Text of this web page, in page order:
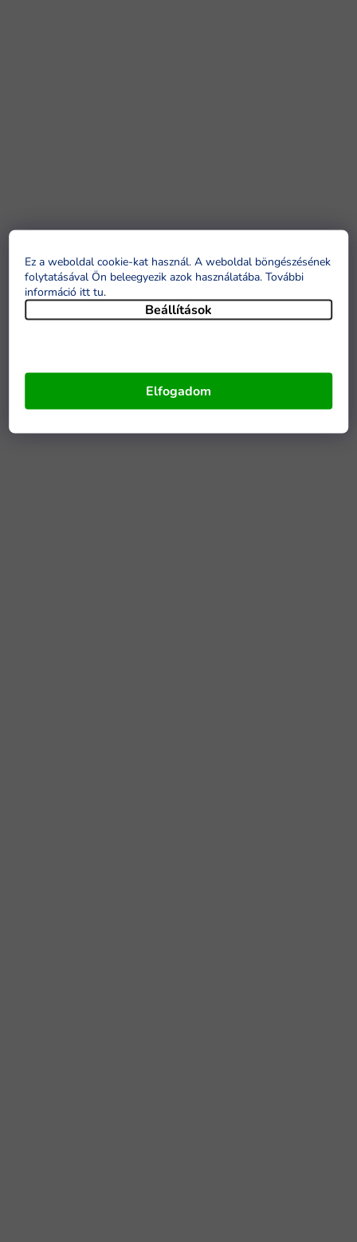
Ez a weboldal cookie-kat használ. A weboldal böngészésének
folytatásával Ön beleegyezik azok használatába. További
információ itt tu.
Beállítások
Elfogadom